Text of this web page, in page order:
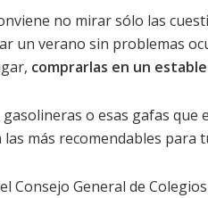
no mirar sólo las
un verano sin problemas
comprarlas en un
o esas gafas que
más recomendables para
Consejo General de